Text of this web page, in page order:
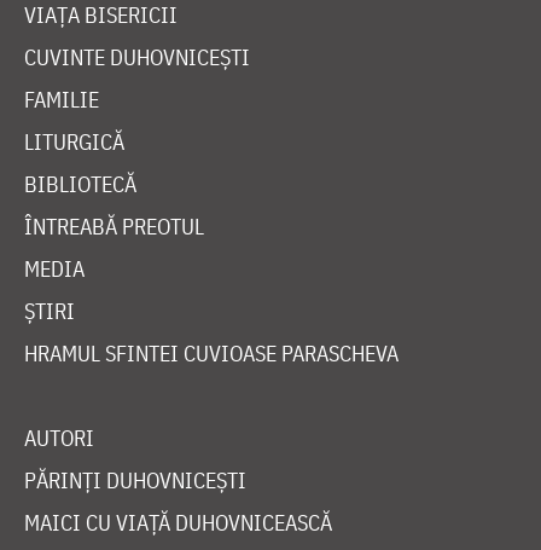
VIAȚA BISERICII
CUVINTE DUHOVNICEȘTI
FAMILIE
LITURGICĂ
BIBLIOTECĂ
ÎNTREABĂ PREOTUL
MEDIA
ȘTIRI
HRAMUL SFINTEI CUVIOASE PARASCHEVA
AUTORI
PĂRINȚI DUHOVNICEȘTI
MAICI CU VIAȚĂ DUHOVNICEASCĂ